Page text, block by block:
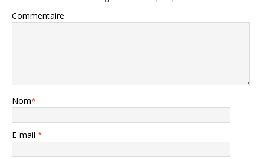
Commentaire
Nom*
E-mail *